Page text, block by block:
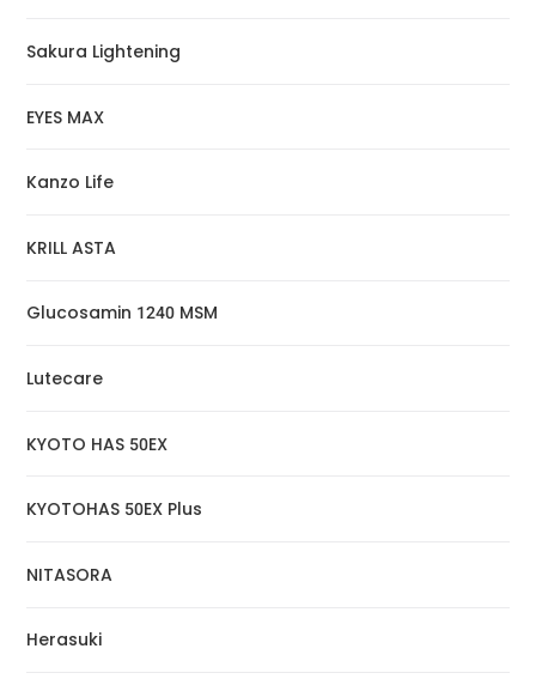
Sakura Lightening
EYES MAX
Kanzo Life
KRILL ASTA
Glucosamin 1240 MSM
Lutecare
KYOTO HAS 50EX
KYOTOHAS 50EX Plus
NITASORA
Herasuki